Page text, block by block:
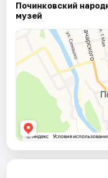
Починковский
музей